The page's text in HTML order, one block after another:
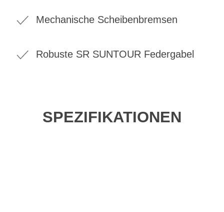
Mechanische Scheibenbremsen
Robuste SR SUNTOUR Federgabel
SPEZIFIKATIONEN